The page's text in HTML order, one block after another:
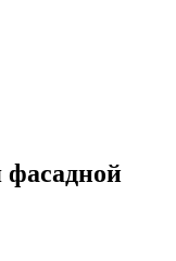
фасадной